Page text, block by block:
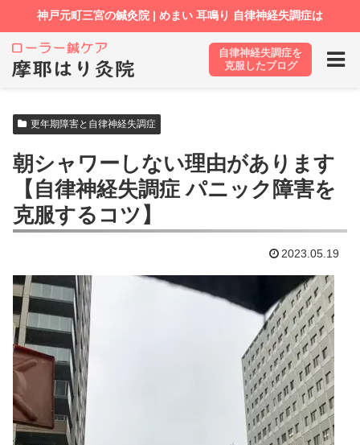
ホーム ブログ 更年期障害と自律神経失調症
更年期障害と自律神経失調症
朝シャワーしない理由があります
【自律神経失調症 パニック障害を
克服するコツ】
2023.05.19
自律神経失調症を
克服したブログ